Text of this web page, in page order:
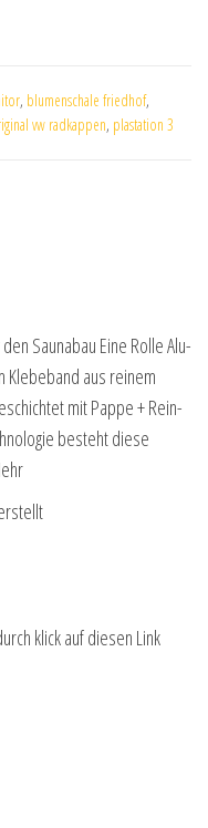
, blumenschale friedhof,
vw radkappen, plastation 3
Saunabau Eine Rolle Alu-
Klebeband aus reinem
mit Pappe + Rein-
besteht diese
klick auf diesen Link